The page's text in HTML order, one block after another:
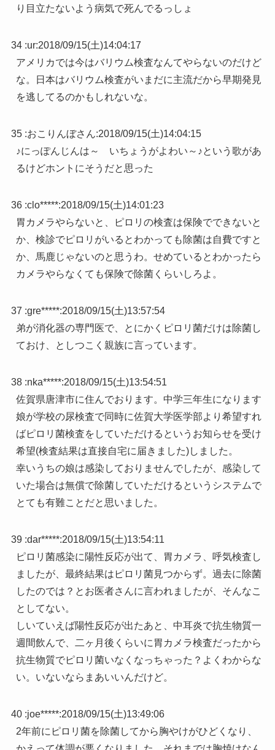
り目立たないよう病気で死んでるっしょ
34 :ur:2018/09/15(土)14:04:17
アメリカでは今はバリウム検査なんてやらないのだけど
な。日本はバリウム検査がいまだに主流だから早期発見
を逃してるのかもしれないな。
35 :おこりんぼさん:2018/09/15(土)14:04:15
♪にっぽんじんは～ いちょうがよわい～♪という歌があ
るけどホントにそうだと思った
36 :clo*****:2018/09/15(土)14:01:23
胃カメラやらないと、ピロリの検査は保険でできないと
か、検診でピロリがいるとわかっても除菌は自費ですと
か、馬鹿じゃないのと思うわ。せめているとわかったら
カメラやらなくても保険で除菌くらいしろよ。
37 :gre*****:2018/09/15(土)13:57:54
弟が消化器の専門医で、とにかくピロリ菌だけは除菌し
ておけ、としつこく親族に言っています。
38 :nka*****:2018/09/15(土)13:54:51
佐賀県唐津市に住んでおります。中学三年生になります
娘が学校の尿検査で同時に佐賀大学医学部より希望すれ
ばピロリ菌検査をしていただけるというお知らせを受け
希望(検査結果は直接自宅に届きました)しました。
幸いうちの娘は感染しておりませんでしたが、感染して
いた場合は無償で除菌していただけるというシステムで
とても有難ことだと思いました。
39 :dar*****:2018/09/15(土)13:54:11
ピロリ菌感染に陽性反応が出て、胃カメラ、呼気検査し
ましたが、最終結果はピロリ菌見つからず。過去に除菌
したのでは？とお医者さんに言われましたが、そんなこ
としてない。
しいていえば陽性反応が出たあと、中耳炎で抗生物質一
週間飲んで、二ヶ月後くらいに胃カメラ検査だったから
抗生物質でピロリ菌いなくなっちゃった？よくわからな
い。いないならまあいいんだけど。
40 :joe*****:2018/09/15(土)13:49:06
2年前にピロリ菌を除菌してから胸やけがひどくなり、